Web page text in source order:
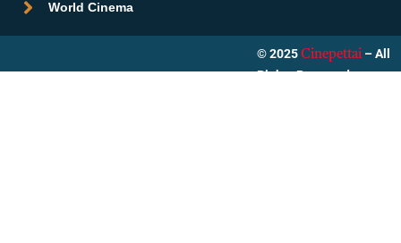
World Cinema
© 2025 Cinepettai – All
Rights Reserved